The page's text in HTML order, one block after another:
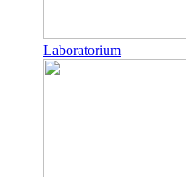
Laboratorium